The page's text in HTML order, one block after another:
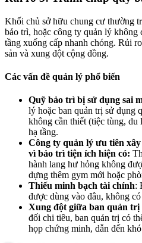
Khối chủ sở hữu chung cư thường
bảo trì, hoặc công ty quản lý không
tầng xuống cấp nhanh chóng. Rủi
sản và xung đột cộng đồng.
Các vấn đề quản lý phổ biến
Quỹ bảo trì bị sử dụng sai
lý hoặc ban quản trị sử dụng
không cần thiết (tiệc tùng,
hạ tầng.
Công ty quản lý ưu tiên
vì bảo trì tiện ích hiện có:
hành lang hư hỏng không
dựng thêm gym mới hoặc
Thiếu minh bạch tài chính:
được dùng vào đâu, không
Xung đột giữa ban quản trị
đối chi tiêu, ban quản trị có
họp chứng minh, dẫn đến